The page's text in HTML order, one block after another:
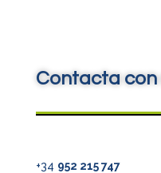
Contacta
+34 952 215 747